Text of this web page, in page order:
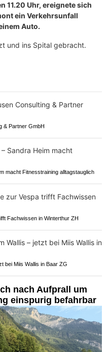
11.20 Uhr, ereignete sich
ein Verkehrsunfall
Auto.
und ins Spital gebracht.
& Partner GmbH
macht Fitnesstraining alltagstauglich
Fachwissen in Winterthur ZH
bei Miis Wallis in Baar ZG
nach Aufprall um
einspurig befahrbar